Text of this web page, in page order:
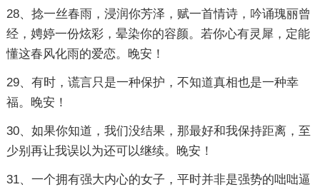
28、捻一丝春雨，浸润你芳泽，赋一首情诗，吟诵瑰丽曾
经，娉婷一份炫彩，晕染你的容颜。若你心有灵犀，定能
懂这春风化雨的爱恋。晚安！
29、有时，谎言只是一种保护，不知道真相也是一种幸
福。晚安！
30、如果你知道，我们没结果，那最好和我保持距离，至
少别再让我误以为还可以继续。晚安！
31、一个拥有强大内心的女子，平时并非是强势的咄咄逼